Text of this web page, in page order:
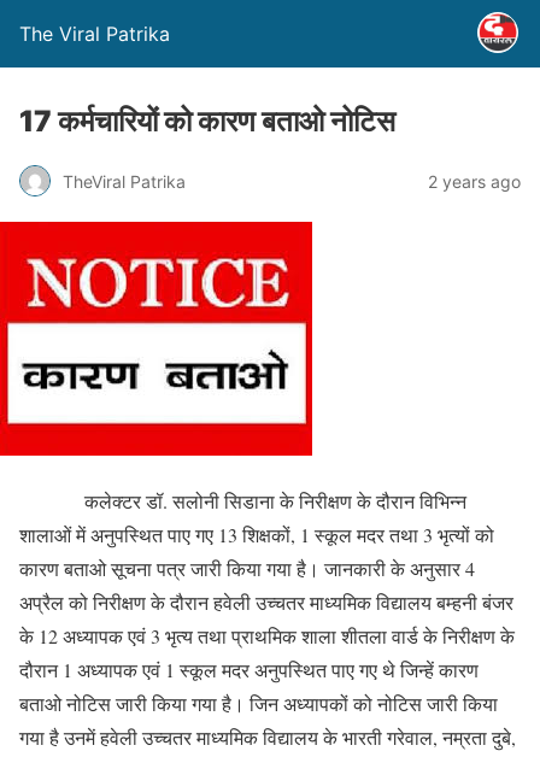
The Viral Patrika
17 कर्मचारियों को कारण बताओ नोटिस
TheViral Patrika 2 years ago
कलेक्टर डॉ. सलोनी सिडाना के निरीक्षण के दौरान विभिन्न
शालाओं में अनुपस्थित पाए गए 13 शिक्षकों, 1 स्कूल मदर तथा 3 भृत्यों को
कारण बताओ सूचना पत्र जारी किया गया है। जानकारी के अनुसार 4
अप्रैल को निरीक्षण के दौरान हवेली उच्चतर माध्यमिक विद्यालय बम्हनी बंजर
के 12 अध्यापक एवं 3 भृत्य तथा प्राथमिक शाला शीतला वार्ड के निरीक्षण के
दौरान 1 अध्यापक एवं 1 स्कूल मदर अनुपस्थित पाए गए थे जिन्हें कारण
बताओ नोटिस जारी किया गया है। जिन अध्यापकों को नोटिस जारी किया
गया है उनमें हवेली उच्चतर माध्यमिक विद्यालय के भारती गरेवाल, नम्रता दुबे,